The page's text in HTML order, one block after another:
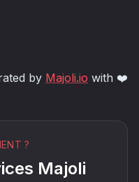
by Majoli.io with ❤️
?
Majoli